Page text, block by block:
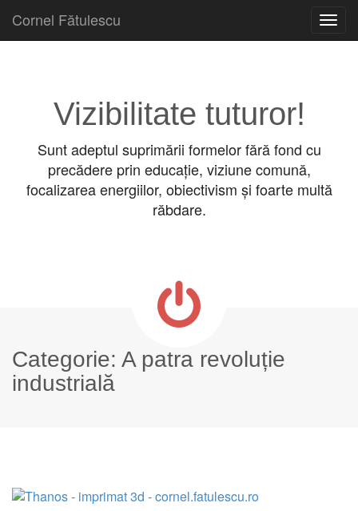
Cornel Fătulescu
Vizibilitate tuturor!
Sunt adeptul suprimării formelor fără fond cu
precădere prin educație, viziune comună,
focalizarea energiilor, obiectivism și foarte multă
răbdare.
Categorie: A patra revoluție
industrială